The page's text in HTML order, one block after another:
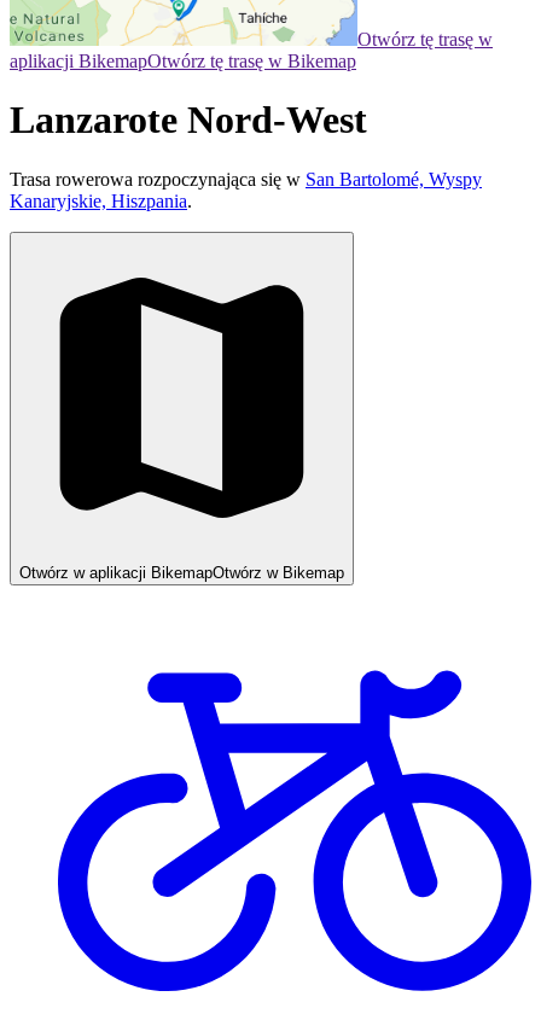
Otwórz tę trasę w
aplikacji BikemapOtwórz tę trasę w Bikemap
Lanzarote Nord-West
Trasa rowerowa rozpoczynająca się w San Bartolomé, Wyspy
Kanaryjskie, Hiszpania.
Otwórz w aplikacji BikemapOtwórz w Bikemap